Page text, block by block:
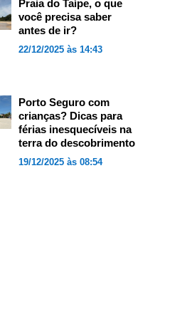
Praia do Taípe, o que
você precisa saber
antes de ir?
22/12/2025 às 14:43
Porto Seguro com
crianças? Dicas para
férias inesquecíveis na
terra do descobrimento
19/12/2025 às 08:54